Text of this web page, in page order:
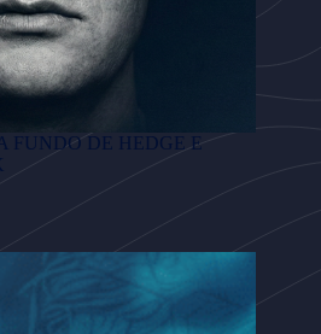
FUNDO DE HEDGE E